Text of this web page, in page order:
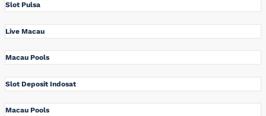
Slot Pulsa
Live Macau
Macau Pools
Slot Deposit Indosat
Macau Pools